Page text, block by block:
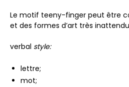
Le motif teeny-finger peut être
et des formes d’art très
verbal style:
lettre;
mot;